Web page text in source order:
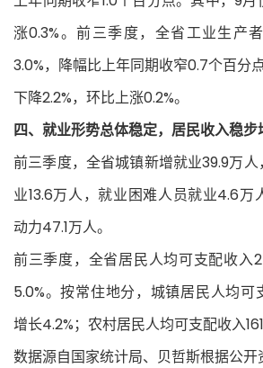
涨0.3%。前三季度，全省工业生产
3.0%，降幅比上年同期收窄0.7个百分
下降2.2%，环比上涨0.2%。
四、就业形势总体稳定，居民收入稳步
前三季度，全省城镇新增就业39.9万
业13.6万人，就业困难人员就业4.6万
动力47.1万人。
前三季度，全省居民人均可支配收入
5.0%。按常住地分，城镇居民人均可
增长4.2%；农村居民人均可支配收入
数据源自国家统计局、贝哲斯根据公开